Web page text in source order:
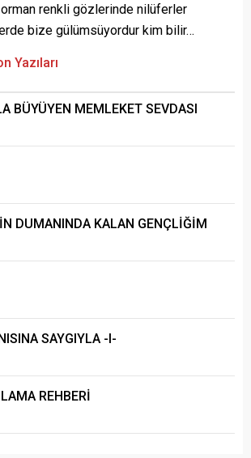
orman renkli gözlerinde nilüferler
bize gülümsüyordur kim bilir…
Yazıları
BÜYÜYEN MEMLEKET SEVDASI
DUMANINDA KALAN GENÇLİĞİM
SAYGIYLA -I-
REHBERİ